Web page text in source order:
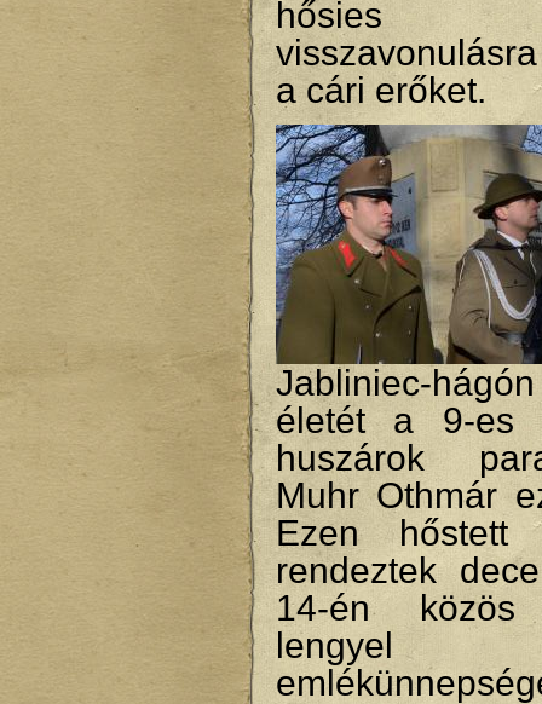
hősies
a cári erőket.
Jabliniec-
életét a 9-es
huszárok
Muhr Othmár
Ezen hőstett
rendeztek
14-én közös
lengyel